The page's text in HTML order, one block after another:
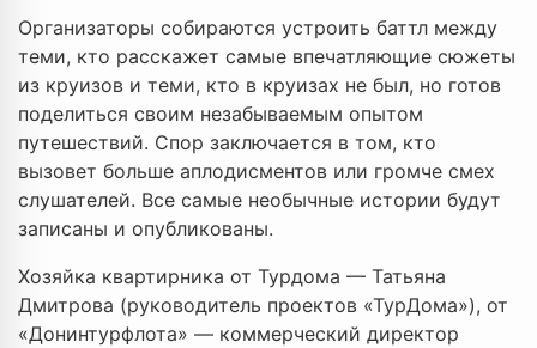
Организаторы собираются устроить баттл между
теми, кто расскажет самые впечатляющие сюжеты
из круизов и теми, кто в круизах не был, но готов
поделиться своим незабываемым опытом
путешествий. Спор заключается в том, кто
вызовет больше аплодисментов или громче смех
слушателей. Все самые необычные истории будут
записаны и опубликованы.
Хозяйка квартирника от Турдома — Татьяна
Дмитрова (руководитель проектов «ТурДома»), от
«Донинтурфлота» — коммерческий директор